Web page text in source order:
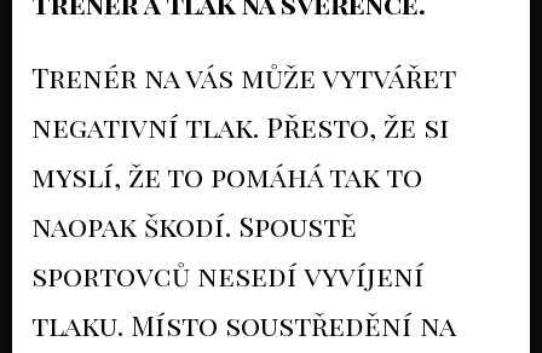
Trenér na vás může vytvářet
negativní tlak. Přesto, že si
myslí, že to pomáhá tak to
naopak škodí. Spoustě
sportovců nesedí vyvíjení
tlaku. Místo soustředění na